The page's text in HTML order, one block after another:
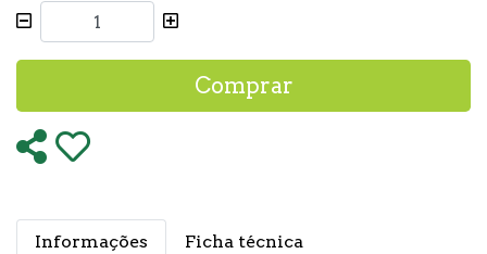
Comprar
Informações Ficha técnica